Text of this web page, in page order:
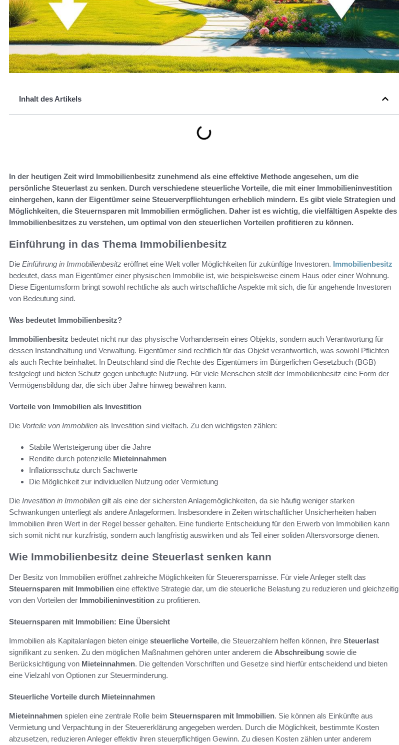
Inhalt des Artikels
In der heutigen Zeit wird Immobilienbesitz zunehmend als eine effektive Methode angesehen, um die
persönliche Steuerlast zu senken. Durch verschiedene steuerliche Vorteile, die mit einer Immobilieninvestition
einhergehen, kann der Eigentümer seine Steuerverpflichtungen erheblich mindern. Es gibt viele Strategien und
Möglichkeiten, die Steuernsparen mit Immobilien ermöglichen. Daher ist es wichtig, die vielfältigen Aspekte des
Immobilienbesitzes zu verstehen, um optimal von den steuerlichen Vorteilen profitieren zu können.
Einführung in das Thema Immobilienbesitz
Die Einführung in Immobilienbesitz eröffnet eine Welt voller Möglichkeiten für zukünftige Investoren. Immobilienbesitz
bedeutet, dass man Eigentümer einer physischen Immobilie ist, wie beispielsweise einem Haus oder einer Wohnung.
Diese Eigentumsform bringt sowohl rechtliche als auch wirtschaftliche Aspekte mit sich, die für angehende Investoren
von Bedeutung sind.
Was bedeutet Immobilienbesitz?
Immobilienbesitz bedeutet nicht nur das physische Vorhandensein eines Objekts, sondern auch Verantwortung für
dessen Instandhaltung und Verwaltung. Eigentümer sind rechtlich für das Objekt verantwortlich, was sowohl Pflichten
als auch Rechte beinhaltet. In Deutschland sind die Rechte des Eigentümers im Bürgerlichen Gesetzbuch (BGB)
festgelegt und bieten Schutz gegen unbefugte Nutzung. Für viele Menschen stellt der Immobilienbesitz eine Form der
Vermögensbildung dar, die sich über Jahre hinweg bewähren kann.
Vorteile von Immobilien als Investition
Die Vorteile von Immobilien als Investition sind vielfach. Zu den wichtigsten zählen:
Stabile Wertsteigerung über die Jahre
Rendite durch potenzielle Mieteinnahmen
Inflationsschutz durch Sachwerte
Die Möglichkeit zur individuellen Nutzung oder Vermietung
Die Investition in Immobilien gilt als eine der sichersten Anlagemöglichkeiten, da sie häufig weniger starken
Schwankungen unterliegt als andere Anlageformen. Insbesondere in Zeiten wirtschaftlicher Unsicherheiten haben
Immobilien ihren Wert in der Regel besser gehalten. Eine fundierte Entscheidung für den Erwerb von Immobilien kann
sich somit nicht nur kurzfristig, sondern auch langfristig auswirken und als Teil einer soliden Altersvorsorge dienen.
Wie Immobilienbesitz deine Steuerlast senken kann
Der Besitz von Immobilien eröffnet zahlreiche Möglichkeiten für Steuerersparnisse. Für viele Anleger stellt das
Steuernsparen mit Immobilien eine effektive Strategie dar, um die steuerliche Belastung zu reduzieren und gleichzeitig
von den Vorteilen der Immobilieninvestition zu profitieren.
Steuernsparen mit Immobilien: Eine Übersicht
Immobilien als Kapitalanlagen bieten einige steuerliche Vorteile, die Steuerzahlern helfen können, ihre Steuerlast
signifikant zu senken. Zu den möglichen Maßnahmen gehören unter anderem die Abschreibung sowie die
Berücksichtigung von Mieteinnahmen. Die geltenden Vorschriften und Gesetze sind hierfür entscheidend und bieten
eine Vielzahl von Optionen zur Steuerminderung.
Steuerliche Vorteile durch Mieteinnahmen
Mieteinnahmen spielen eine zentrale Rolle beim Steuernsparen mit Immobilien. Sie können als Einkünfte aus
Vermietung und Verpachtung in der Steuererklärung angegeben werden. Durch die Möglichkeit, bestimmte Kosten
abzusetzen, reduzieren Anleger effektiv ihren steuerpflichtigen Gewinn. Zu diesen Kosten zählen unter anderem